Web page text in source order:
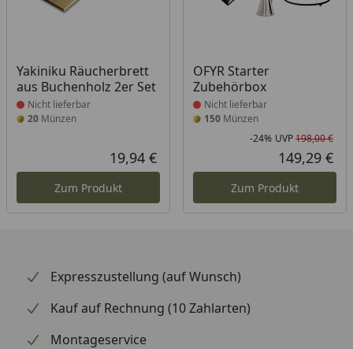
Yakiniku Räucherbrett
aus Buchenholz 2er Set
Produkt nicht lieferbar
Nicht lieferbar
20 Münzen
Aktueller Preis
19,94 €
Zum Produkt
OFYR Starter
Zubehörbox
Produkt nicht lieferbar
Nicht lieferbar
150Münzen
-24% UVP198,00 €
149,29 €
Zum Produkt
Expresszustellung (auf Wunsch)
Kauf auf Rechnung (10 Zahlarten)
Montageservice